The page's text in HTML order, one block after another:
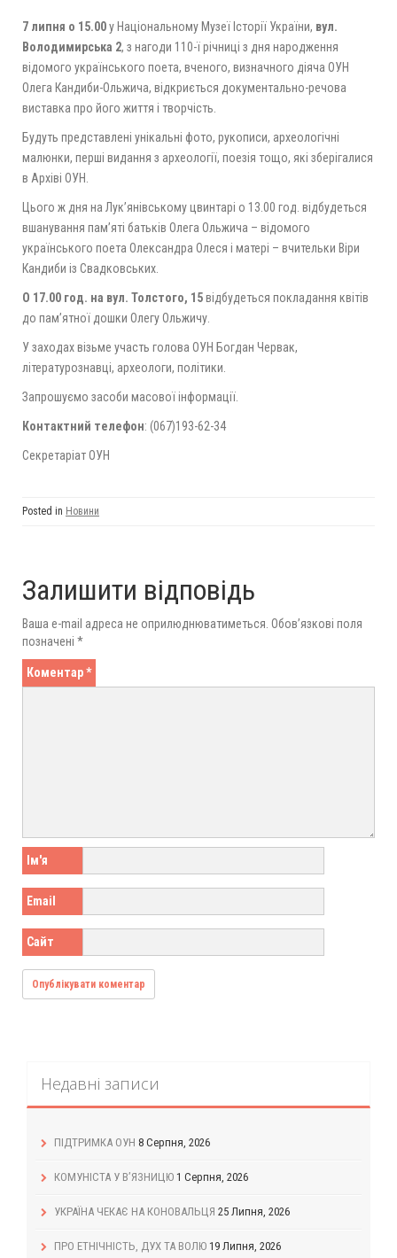
7 липня о 15.00у Національному Музеї Історії України, вул.
Володимирська 2, з нагоди 110-ї річниці з дня народження
відомого українського поета, вченого, визначного діяча ОУН
Олега Кандиби-Ольжича, відкриється документально-речова
виставка про його життя і творчість.
Будуть представлені унікальні фото, рукописи, археологічні
малюнки, перші видання з археології, поезія тощо, які зберігалися
в Архіві ОУН.
Цього ж дня на Лук’янівському цвинтарі о 13.00 год. відбудеться
вшанування пам’яті батьків Олега Ольжича – відомого
українського поета Олександра Олеся і матері – вчительки Віри
Кандиби із Свадковських.
О 17.00 год. на вул. Толстого, 15відбудеться покладання квітів
до пам’ятної дошки Олегу Ольжичу.
У заходах візьме участь голова ОУН Богдан Червак,
літературознавці, археологи, політики.
Запрошуємо засоби масової інформації.
Контактний телефон: (067)193-62-34
Секретаріат ОУН
Posted in Новини
Залишити відповідь
Ваша e-mail адреса не оприлюднюватиметься. Обов’язкові поля
позначені *
Коментар*
Ім'я
Email
Сайт
Недавні записи
ПІДТРИМКА ОУН 8 Серпня, 2026
КОМУНІСТА У В’ЯЗНИЦЮ 1 Серпня, 2026
УКРАЇНА ЧЕКАЄ НА КОНОВАЛЬЦЯ 25 Липня, 2026
ПРО ЕТНІЧНІСТЬ, ДУХ ТА ВОЛЮ 19 Липня, 2026